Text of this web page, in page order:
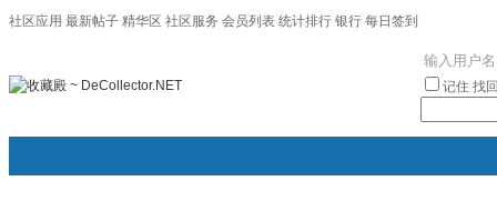
社区应用 最新帖子 精华区 社区服务 会员列表 统计排行 银行 每日签到
记住 找